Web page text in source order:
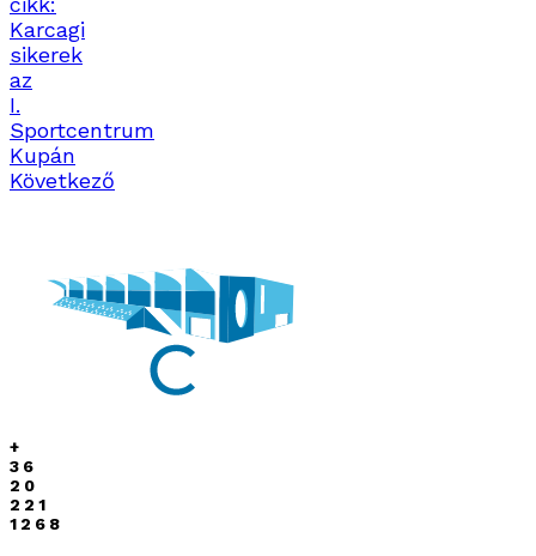
Karcagi
sikerek
az
I.
Sportcentrum
Kupán
Következő
+
36
20
221
1268